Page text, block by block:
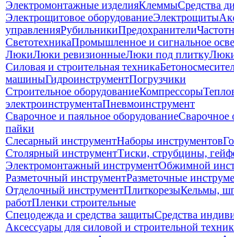
Электромонтажные изделияКлеммыСредства
Электрощитовое оборудованиеЭлектрощиты
управленияРубильникиПредохранители
СветотехникаПромышленное и сигнальное
ЛюкиЛюки ревизионныеЛюки под плитку
Силовая и строительная техника
машиныГидроинструментПогрузчики
Строительное оборудованиеКомпрессоры
электроинструментаПневмоинструмент
Сварочное и паяльное оборудованиеСварочное
пайки
Слесарный инструментНаборы инструментов
Столярный инструментТиски, струбцины,
Электромонтажный инструментОбжимной
Разметочный инструментРазметочные
Отделочный инструментПлиткорезыКельмы,
работПленки строительные
Спецодежда и средства защитыСредства
Аксессуары для силовой и строительной